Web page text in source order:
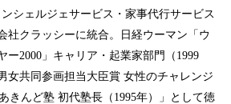
ンシェルジェサービス・家事代行サービス
社クラッシーに統合。日経ウーマン「ウ
ー2000」キャリア・起業家部門（1999
女共同参画担当大臣賞 女性のチャレンジ
きんど塾 初代塾長（1995年）」として徳